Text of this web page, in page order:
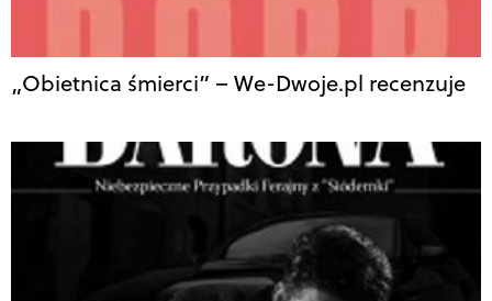
„Obietnica śmierci” – We-Dwoje.pl recenzuje